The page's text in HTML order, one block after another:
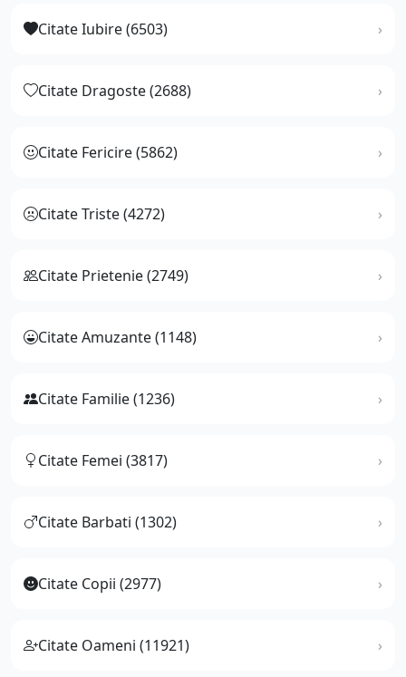
Citate Iubire (6503)
Citate Dragoste (2688)
Citate Fericire (5862)
Citate Triste (4272)
Citate Prietenie (2749)
Citate Amuzante (1148)
Citate Familie (1236)
Citate Femei (3817)
Citate Barbati (1302)
Citate Copii (2977)
Citate Oameni (11921)